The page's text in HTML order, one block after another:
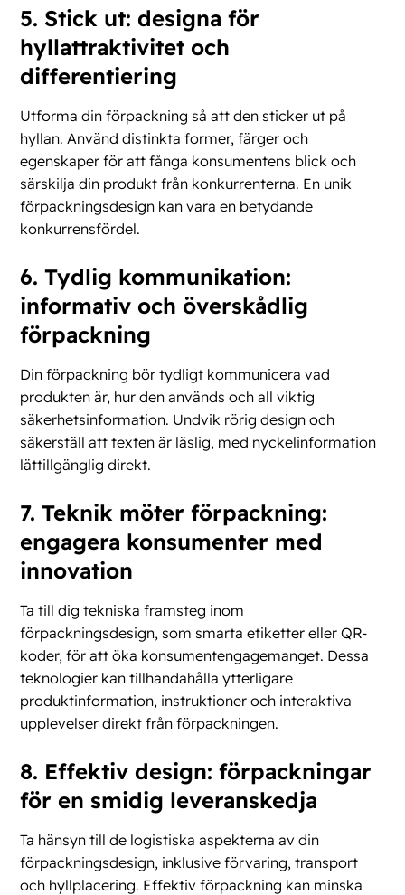
5. Stick ut: designa för
hyllattraktivitet och
differentiering
Utforma din förpackning så att den sticker ut på
hyllan. Använd distinkta former, färger och
egenskaper för att fånga konsumentens blick och
särskilja din produkt från konkurrenterna. En unik
förpackningsdesign kan vara en betydande
konkurrensfördel.
6. Tydlig kommunikation:
informativ och överskådlig
förpackning
Din förpackning bör tydligt kommunicera vad
produkten är, hur den används och all viktig
säkerhetsinformation. Undvik rörig design och
säkerställ att texten är läslig, med nyckelinformation
lättillgänglig direkt.
7. Teknik möter förpackning:
engagera konsumenter med
innovation
Ta till dig tekniska framsteg inom
förpackningsdesign, som smarta etiketter eller QR-
koder, för att öka konsumentengagemanget. Dessa
teknologier kan tillhandahålla ytterligare
produktinformation, instruktioner och interaktiva
upplevelser direkt från förpackningen.
8. Effektiv design: förpackningar
för en smidig leveranskedja
Ta hänsyn till de logistiska aspekterna av din
förpackningsdesign, inklusive förvaring, transport
och hyllplacering. Effektiv förpackning kan minska